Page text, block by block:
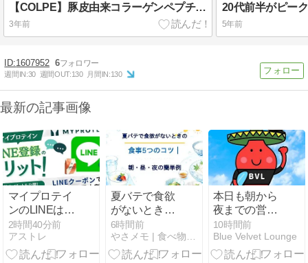
【COLPE】豚皮由来コラーゲンペプチド(日本生産)
3年前 5年前
1607952 6
週間IN:30 週間OUT:130 月間IN:130
最新の記事画像
マイプロテイ
ンのLINEはメ
リットだら
け！クーポン
の使い方まで
2時間40分前
アストレ
夏バテで食欲
がないときの
食事5つのコ
ツ｜朝・昼・
夜の簡単例
6時間前
本日も朝から
夜までの営業
です。 #CBD
#うみがめ #サ
ーフィン #御
10時間前
Blue Velvet Lounge